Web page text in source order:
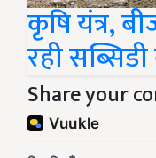
कृषि यंत्र,
रही
Share your